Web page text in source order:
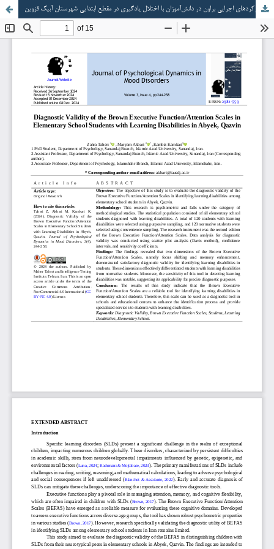
روایی تشخیصی مقیاس‌های توجه کارکردهای اجرایی براون در دانش‌آموزان با اختلال یادگیری در مقطع ابتدایی شهرستان آبیک قزوین